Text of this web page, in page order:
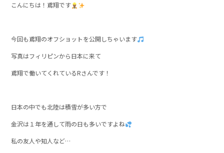
こんにちは！鳶翔です
今回も鳶翔のオフショットを公開しちゃいます
写真はフィリピンから日本に来て
鳶翔で働いてくれているRさんです！
日本の中でも北陸は積雪が多い方で
金沢は１年を通して雨の日も多いですよね
私の友人や知人など…